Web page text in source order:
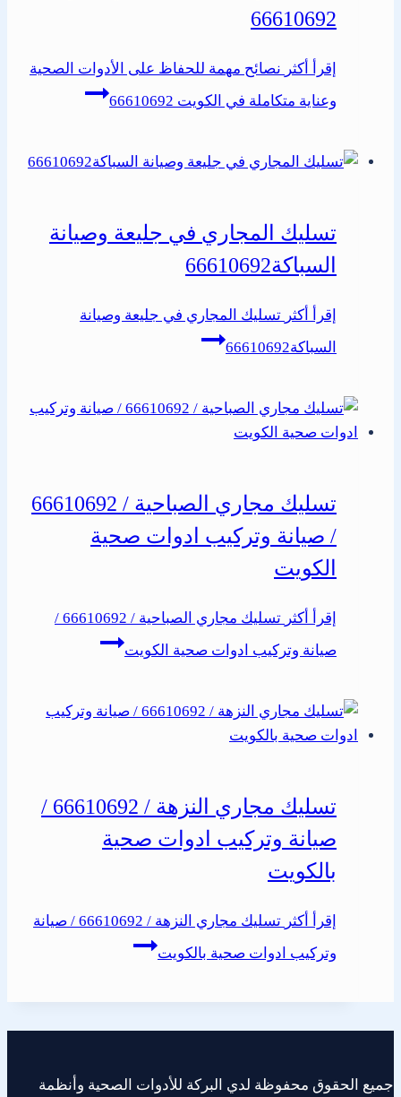
66610692
إقرأ أكثر نصائح مهمة للحفاظ على الأدوات الصحية
وعناية متكاملة في الكويت 66610692
تسليك المجاري في جليعة وصيانة
السباكة66610692
إقرأ أكثر تسليك المجاري في جليعة وصيانة
السباكة66610692
تسليك مجاري الصباحية / 66610692
/ صيانة وتركيب ادوات صحية
الكويت
إقرأ أكثر
تسليك مجاري الصباحية / 66610692 /
صيانة وتركيب ادوات صحية الكويت
تسليك مجاري النزهة / 66610692 /
صيانة وتركيب ادوات صحية
بالكويت
إقرأ أكثر
تسليك مجاري النزهة / 66610692 / صيانة
وتركيب ادوات صحية بالكويت
جميع الحقوق محفوظة لدي البركة للأدوات الصحية وأنظمة